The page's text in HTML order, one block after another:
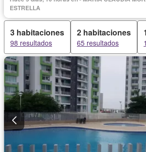
Jacuzzi
Vista panorámica
ESTRELLA
3 habitaciones
98 resultados
2 habitaciones
65 resultados